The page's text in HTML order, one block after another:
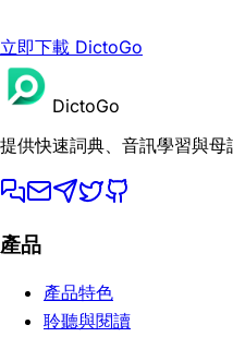
立即下載 DictoGo
DictoGo
提供快速詞典、音訊學習與母
產品
產品特色
聆聽與閱讀